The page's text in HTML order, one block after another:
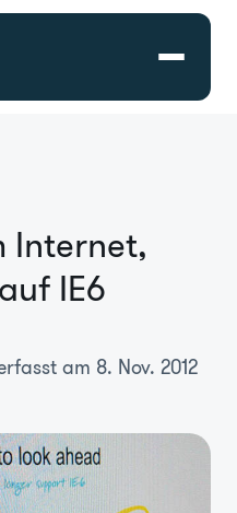
Internet,
IE6
am 8. Nov. 2012